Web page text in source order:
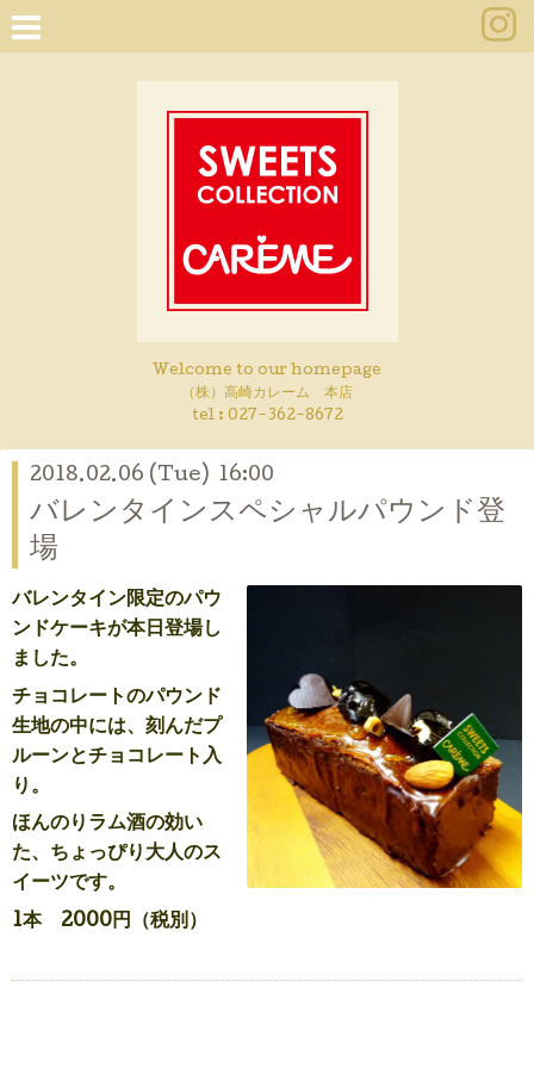
Welcome to our homepage
（株）高崎カレーム 本店
tel : 027-362-8672
2018.02.06 (Tue) 16:00
バレンタインスペシャルパウンド登
場
バレンタイン限定のパウ
ンドケーキが本日登場し
ました。
チョコレートのパウンド
生地の中には、刻んだプ
ルーンとチョコレート入
り。
ほんのりラム酒の効い
た、ちょっぴり大人のス
イーツです。
1本 2000円（税別）